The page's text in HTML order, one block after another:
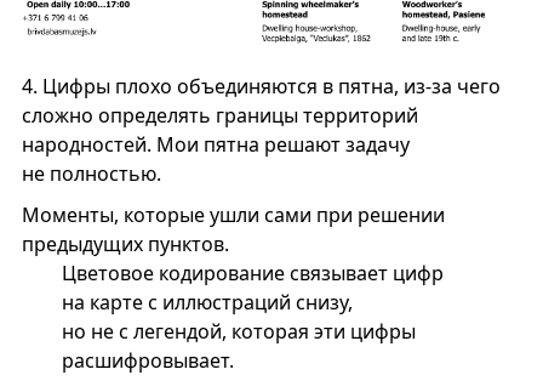
4. Цифры плохо объединяются в пятна, из-за чего
сложно определять границы территорий
народностей. Мои пятна решают задачу
не полностью.
Моменты, которые ушли сами при решении
предыдущих пунктов.
Цветовое кодирование связывает цифр
на карте с иллюстраций снизу,
но не с легендой, которая эти цифры
расшифровывает.